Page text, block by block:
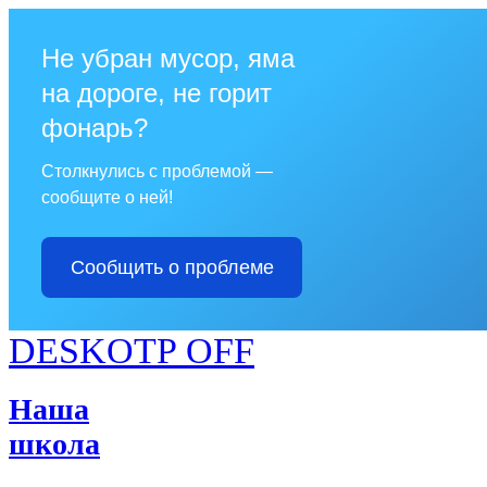
Не убран мусор, яма
на дороге, не горит
фонарь?
Столкнулись с проблемой —
сообщите о ней!
Сообщить о проблеме
DESKOTP OFF
Наша
школа